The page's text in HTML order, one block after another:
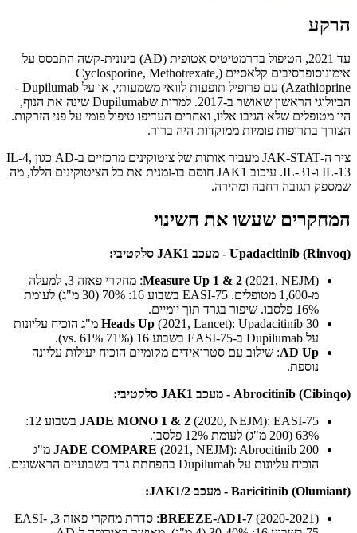
הרקע
עד 2021, הטיפול בדרמטיטיס אטופית (AD) בינונית-קשה התבסס על
אימונוסופרסיבים קלאסיים (Cyclosporine, Methotrexate,
Azathioprine) עם פרופיל תופעות לוואי משמעותי, או על Dupilumab -
הביולוגי הראשון שאושר ב-2017. למרות שDupilumab שינה את הנוף,
היו מטופלים שלא הגיבו אליו, ואחרים העדיפו טיפול פומי על פני הזרקות.
הצורך בתרופות פומיות ממוקדות היה ברור.
ציר ה-JAK-STAT מעביר אותות של ציטוקינים מרכזיים ב-AD כגון IL-4,
IL-13 ו-IL-31. עיכוב JAK1 חוסם בו-זמנית את כל הציטוקינים הללו, מה
שמספק תגובה רחבה ומהירה.
המחקרים שעשו את השינוי
Upadacitinib (Rinvoq) - מעכב JAK1 סלקטיבי:
Measure Up 1 & 2
(2021, NEJM): מחקרי פאזה 3, למעלה
מ-1,600 מטופלים. EASI-75 בשבוע 16: 70% (30 מ"ג) לעומת
16% פלסבו. שיפור בגרד תוך יומיים.
Heads Up (2021, Lancet): Upadacitinib 30 מ"ג הוכיח עליונות
על Dupilumab ב-EASI-75 בשבוע 16 (71% vs. 61%).
AD Up: שילוב עם סטרואידים מקומיים הוכיח יעילות עליונה
נוספת.
Abrocitinib (Cibinqo) - מעכב JAK1 סלקטיבי:
JADE MONO 1 & 2
(2020, NEJM): EASI-75 בשבוע 12:
63% (200 מ"ג) לעומת 12% פלסבו.
JADE COMPARE (2021, NEJM): Abrocitinib 200 מ"ג
הוכיח עליונות על Dupilumab בהפחתת גרד בשבועיים הראשונים.
Baricitinib (Olumiant) - מעכב JAK1/2:
BREEZE-AD1-7
(2020-2021): סדרת מחקרי פאזה 3, EASI-